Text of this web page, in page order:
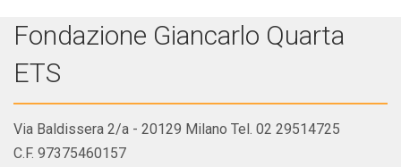
Fondazione Giancarlo Quarta
ETS
Via Baldissera 2/a - 20129 Milano Tel. 02 29514725
C.F. 97375460157